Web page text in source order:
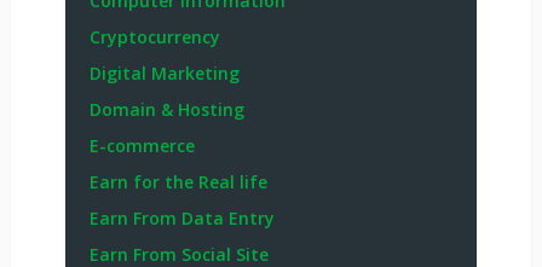
Cryptocurrency
Digital Marketing
Domain & Hosting
E-commerce
Earn for the Real life
Earn From Data Entry
Earn From Social Site